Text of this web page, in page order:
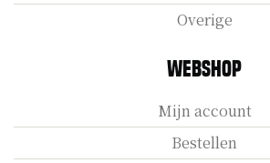
Overige
Webshop
Mijn account
Bestellen